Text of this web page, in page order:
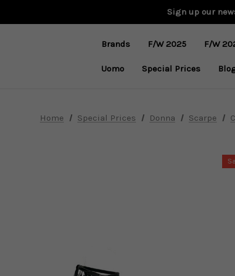
Sign up our
Brands F/W 2025 F/W
Uomo Special Prices
Home Special Prices Donna Scarpe